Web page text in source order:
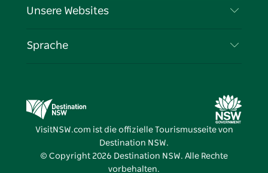
Cookie-Hinweis
Veranstaltungen
Reiseinformationen
Unternehmen in NSW
Unsere Websites
Destination NSW Medienzentrum
Vivid Sydney
Sprache
VisitNSW.com ist die offizielle Tourismusseite von
Destination NSW.
© Copyright 2026 Destination NSW. Alle Rechte
vorbehalten.